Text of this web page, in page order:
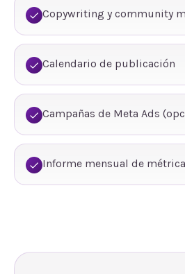
Copywriting y community
Calendario de publicación
Campañas de Meta Ads
Informe mensual de